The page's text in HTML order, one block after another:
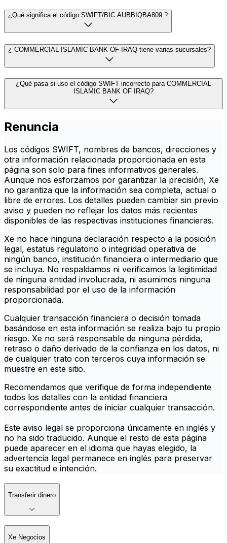
¿Qué significa el código SWIFT/BIC AUBBIQBA809 ?
¿ COMMERCIAL ISLAMIC BANK OF IRAQ tiene varias sucursales?
¿Qué pasa si uso el código SWIFT incorrecto para COMMERCIAL
ISLAMIC BANK OF IRAQ?
Renuncia
Los códigos SWIFT, nombres de bancos, direcciones y
otra información relacionada proporcionada en esta
página son solo para fines informativos generales.
Aunque nos esforzamos por garantizar la precisión, Xe
no garantiza que la información sea completa, actual o
libre de errores. Los detalles pueden cambiar sin previo
aviso y pueden no reflejar los datos más recientes
disponibles de las respectivas instituciones financieras.
Xe no hace ninguna declaración respecto a la posición
legal, estatus regulatorio o integridad operativa de
ningún banco, institución financiera o intermediario que
se incluya. No respaldamos ni verificamos la legitimidad
de ninguna entidad involucrada, ni asumimos ninguna
responsabilidad por el uso de la información
proporcionada.
Cualquier transacción financiera o decisión tomada
basándose en esta información se realiza bajo tu propio
riesgo. Xe no será responsable de ninguna pérdida,
retraso o daño derivado de la confianza en los datos, ni
de cualquier trato con terceros cuya información se
muestre en este sitio.
Recomendamos que verifique de forma independiente
todos los detalles con la entidad financiera
correspondiente antes de iniciar cualquier transacción.
Este aviso legal se proporciona únicamente en inglés y
no ha sido traducido. Aunque el resto de esta página
puede aparecer en el idioma que hayas elegido, la
advertencia legal permanece en inglés para preservar
su exactitud e intención.
Transferir dinero
Xe Negocios